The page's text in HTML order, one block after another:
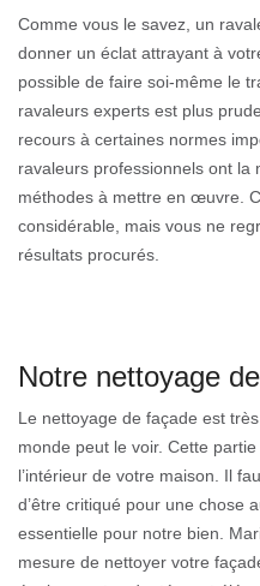
Comme vous le savez, un
donner un éclat attrayant à
possible de faire soi-même le
ravaleurs experts est plus
recours à certaines normes
ravaleurs professionnels ont
méthodes à mettre en œuvre.
considérable, mais vous ne
résultats procurés.
Notre nettoyage
Le nettoyage de façade est
monde peut le voir. Cette
l’intérieur de votre maison. Il
d’être critiqué pour une chose
essentielle pour notre bien.
mesure de nettoyer votre